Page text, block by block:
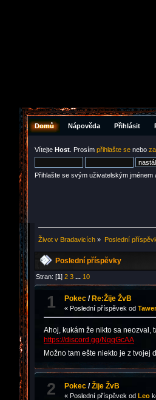
Domů Nápověda Přihlásit
Vítejte Host . Prosím přihlašte se nebo
Přihlašte se svým uživatelským jménem
Život v Bradavicích » Poslední
Poslední příspěvky
Stran: [1]2 3 ... 10
1 Pokec / Re:Žije ŽvB
« Poslední příspěvek od
Ahoj, kukám že nikto sa neozval,
https://discord.gg/NqqGcAA
Možno tam ešte niekto je z tvojej
2 Pokec /Žije ŽvB
« Poslední příspěvek odLeo